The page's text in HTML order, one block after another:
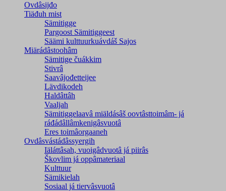
Ovdâsijđo
Tiäđuh mist
Sämitigge
Pargoost Sämitiggeest
Säämi kulttuurkuávdáš Sajos
Miärádâstoohâm
Sämitige čuákkim
Stivrâ
Saavâjođetteijee
Lävdikodeh
Haldâttâh
Vaaljah
Sämitiggelaavâ miäldásâš oovtâsttoimâm- já
ráđádâllâmkenigâsvuotâ
Eres toimâorgaaneh
Ovdâsvástádâssyergih
Iäláttâsah, vuoigâdvuotâ já piirâs
Škovlim já oppâmateriaal
Kulttuur
Sämikielah
Sosiaal já tiervâsvuotâ